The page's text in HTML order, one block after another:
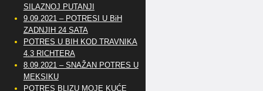
SILAZNOJ PUTANJI
9.09.2021 – POTRESI U BiH
ZADNJIH 24 SATA
POTRES U BIH KOD TRAVNIKA
4.3 RICHTERA
8.09.2021 – SNAŽAN POTRES U
MEKSIKU
POTRES BLIZU MOJE KUĆE